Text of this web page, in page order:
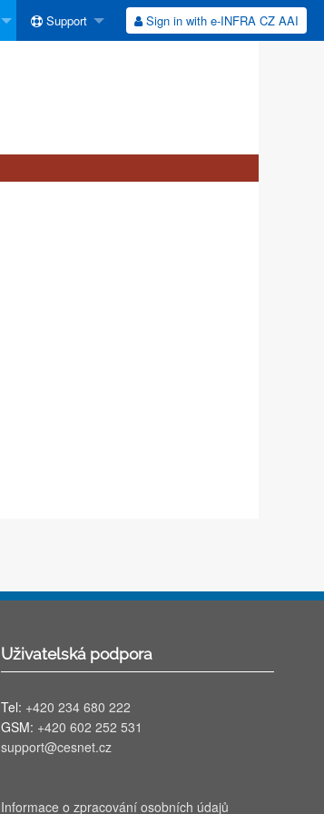
Support Sign in with e-INFRA CZ AAI
Uživatelská podpora
Tel: +420 234 680 222
GSM: +420 602 252 531
support@cesnet.cz
Informace o zpracování osobních údajů